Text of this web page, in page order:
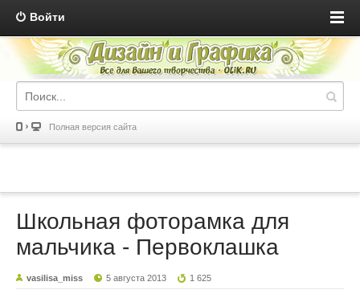
Войти
Полная версия сайта
Школьная фоторамка для
мальчика - Первоклашка
vasilisa_miss 5 августа 2013 1 625